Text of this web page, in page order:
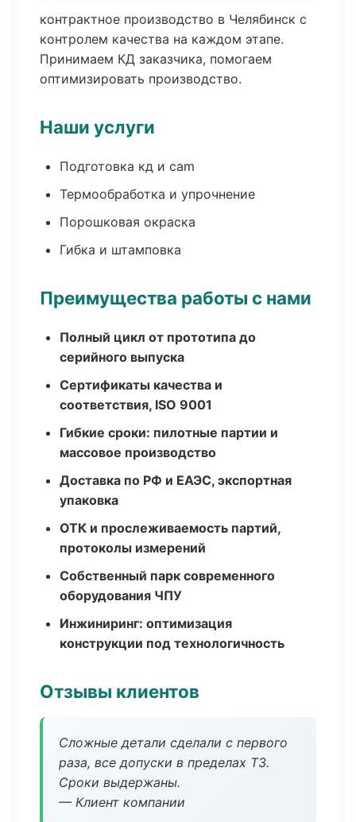
контрактное производство в Челябинск с
контролем качества на каждом этапе.
Принимаем КД заказчика, помогаем
оптимизировать производство.
Наши услуги
Подготовка кд и cam
Термообработка и упрочнение
Порошковая окраска
Гибка и штамповка
Преимущества работы с нами
Полный цикл от прототипа до
серийного выпуска
Сертификаты качества и
соответствия, ISO 9001
Гибкие сроки: пилотные партии и
массовое производство
Доставка по РФ и ЕАЭС, экспортная
упаковка
ОТК и прослеживаемость партий,
протоколы измерений
Собственный парк современного
оборудования ЧПУ
Инжиниринг: оптимизация
конструкции под технологичность
Отзывы клиентов
Сложные детали сделали с первого
раза, все допуски в пределах ТЗ.
Сроки выдержаны.
— Клиент компании